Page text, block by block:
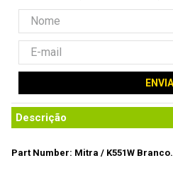
Descrição
Part Number: Mitra / K551W Branco.